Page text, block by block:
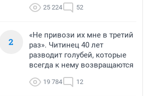
25 224 52
2
«Не привози их мне в третий
раз». Читинец 40 лет
разводит голубей, которые
всегда к нему возвращаются
19 784 12